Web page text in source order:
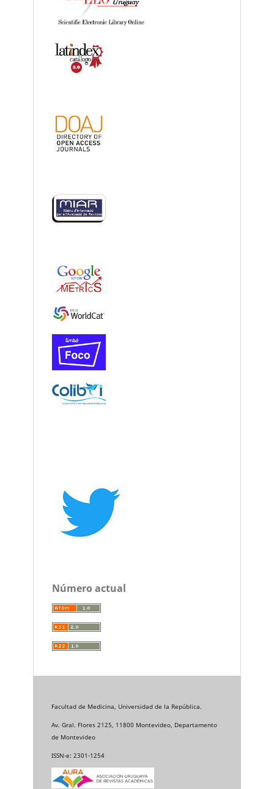
Número actual
Facultad de Medicina, Universidad de la República.
Av. Gral. Flores 2125, 11800 Montevideo, Departamento
de Montevideo
ISSN-e: 2301-1254